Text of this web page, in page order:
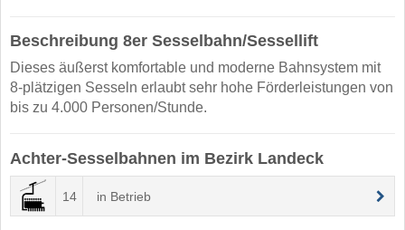
Beschreibung 8er Sesselbahn/Sessellift
Dieses äußerst komfortable und moderne Bahnsystem mit
8-plätzigen Sesseln erlaubt sehr hohe Förderleistungen von
bis zu 4.000 Personen/Stunde.
Achter-Sesselbahnen im Bezirk Landeck
14 in Betrieb